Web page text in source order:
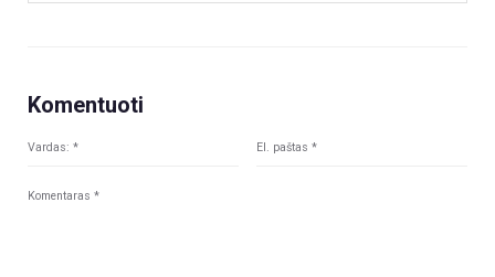
Komentuoti